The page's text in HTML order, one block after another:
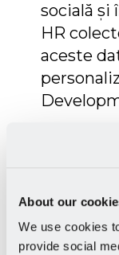
About our
We use cookies
provide social
socială și
HR
aceste
Mirro a
orientate
echipele